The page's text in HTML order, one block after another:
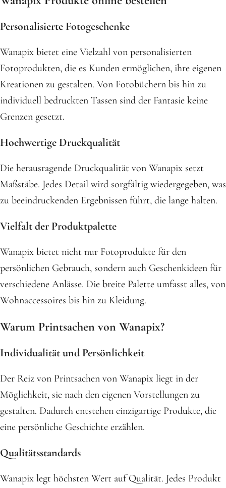
Personalisierte Fotogeschenke
Wanapix bietet eine Vielzahl von personalisierten
Fotoprodukten, die es Kunden ermöglichen, ihre eigenen
Kreationen zu gestalten. Von Fotobüchern bis hin zu
individuell bedruckten Tassen sind der Fantasie keine
Grenzen gesetzt.
Hochwertige Druckqualität
Die herausragende Druckqualität von Wanapix setzt
Maßstäbe. Jedes Detail wird sorgfältig wiedergegeben, was
zu beeindruckenden Ergebnissen führt, die lange halten.
Vielfalt der Produktpalette
Wanapix bietet nicht nur Fotoprodukte für den
persönlichen Gebrauch, sondern auch Geschenkideen für
verschiedene Anlässe. Die breite Palette umfasst alles, von
Wohnaccessoires bis hin zu Kleidung.
Warum Printsachen von Wanapix?
Individualität und Persönlichkeit
Der Reiz von Printsachen von Wanapix liegt in der
Möglichkeit, sie nach den eigenen Vorstellungen zu
gestalten. Dadurch entstehen einzigartige Produkte, die
eine persönliche Geschichte erzählen.
Qualitätsstandards
Wanapix legt höchsten Wert auf Qualität. Jedes Produkt